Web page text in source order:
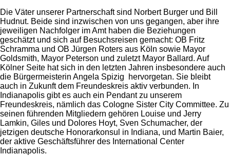
Die Väter unserer Partnerschaft sind Norbert Burger und Bill
Hudnut. Beide sind inzwischen von uns gegangen, aber ihre
jeweiligen Nachfolger im Amt haben die Beziehungen
geschätzt und sich auf Besuchsreisen gemacht: OB Fritz
Schramma und OB Jürgen Roters aus Köln sowie Mayor
Goldsmith, Mayor Peterson und zuletzt Mayor Ballard. Auf
Kölner Seite hat sich in den letzten Jahren insbesondere auch
die Bürgermeisterin Angela Spizig hervorgetan. Sie bleibt
auch in Zukunft dem Freundeskreis aktiv verbunden. In
Indianapolis gibt es auch ein Pendant zu unserem
Freundeskreis, nämlich das Cologne Sister City Committee. Zu
seinen führenden Mitgliedern gehören Louise und Jerry
Lamkin, Giles und Dolores Hoyt, Sven Schumacher, der
jetzigen deutsche Honorarkonsul in Indiana, und Martin Baier,
der aktive Geschäftsführer des International Center
Indianapolis.